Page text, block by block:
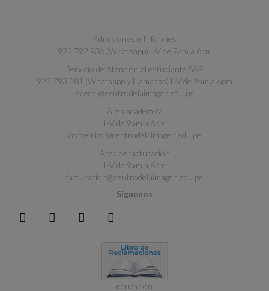
Admisiones e Informes
923 792 936 (Whatsapp) L-V de 9am a 6pm
Servicio de Atención al estudiante SAE
923 793 281 (Whatsapp y Llamadas) L-V de 9am a 6pm
saecdi@centrodelaimagen.edu.pe
Área académica
L-V de 9am a 6pm
academico@centrodelaimagen.edu.pe
Área de facturación
L-V de 9am a 6pm
facturacion@centrodelaimagen.edu.pe
Síguenos
educación